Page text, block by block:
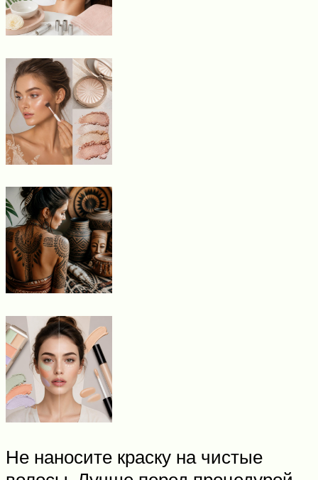
Не наносите краску на чистые